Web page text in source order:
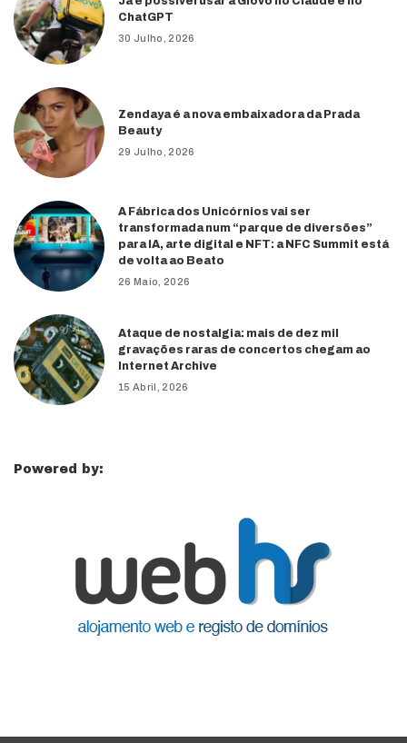
ChatGPT
30 Julho, 2026
Zendaya é a nova embaixadora da Prada
Beauty
29 Julho, 2026
A Fábrica dos Unicórnios vai ser
transformada num “parque de diversões”
para IA, arte digital e NFT: a NFC Summit está
de volta ao Beato
26 Maio, 2026
Ataque de nostalgia: mais de dez mil
gravações raras de concertos chegam ao
Internet Archive
15 Abril, 2026
Powered by: